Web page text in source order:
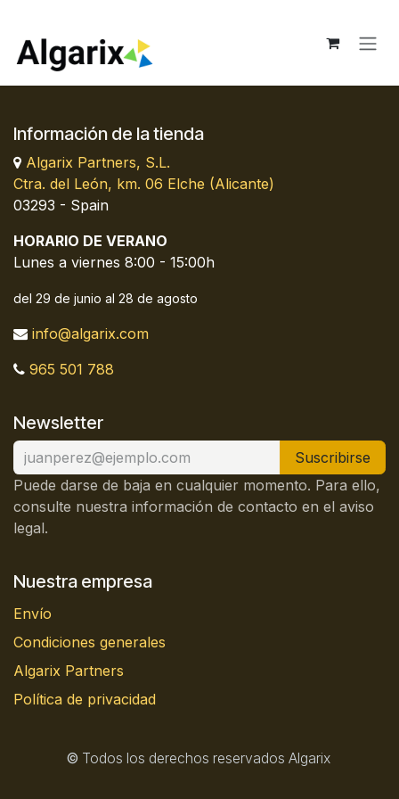
Información de la tienda
Algarix Partners, S.L.
Ctra. del León, km. 06 Elche (Alicante)
03293 - Spain
HORARIO DE VERANO
Lunes a viernes 8:00 - 15:00h
del 29 de junio al 28 de agosto
info@algarix.com
965 501 788
Newsletter
Suscribirse
Puede darse de baja en cualquier momento. Para ello,
consulte nuestra información de contacto en el aviso
legal.
Nuestra empresa
Envío
Condiciones generales
Algarix Partners
Política de privacidad
© Todos los derechos reservados Algarix